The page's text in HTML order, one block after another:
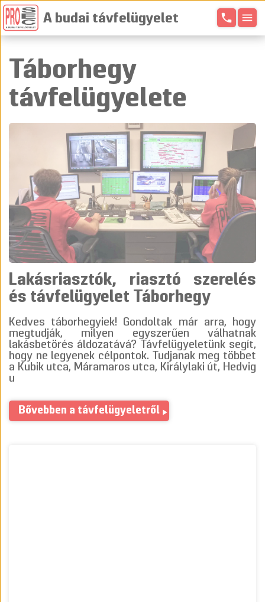
A budai távfelügyelet phone menu
Táborhegy
távfelügyelete
Lakásriasztók, riasztó szerelés
és távfelügyelet Táborhegy
Kedves táborhegyiek! Gondoltak már arra, hogy
megtudják, milyen egyszerűen válhatnak
lakásbetörés áldozatává? Távfelügyeletünk segít,
hogy ne legyenek célpontok. Tudjanak meg többet
a Kubik utca, Máramaros utca, Királylaki út, Hedvig
u
Bővebben a távfelügyeletről